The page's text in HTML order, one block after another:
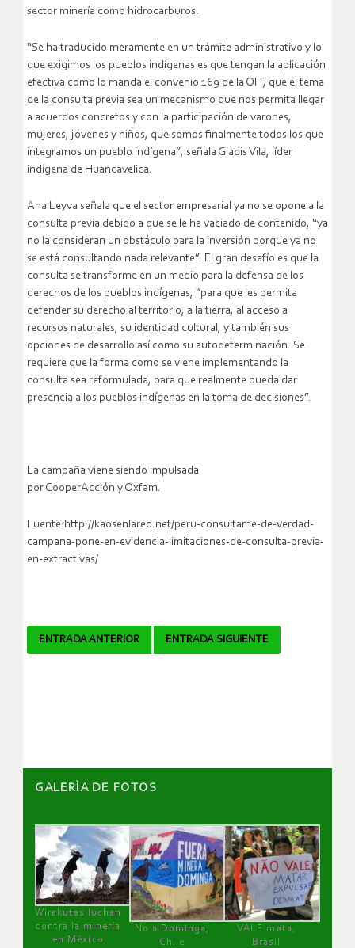
sector minería como hidrocarburos.
“Se ha traducido meramente en un trámite administrativo y lo
que exigimos los pueblos indígenas es que tengan la aplicación
efectiva como lo manda el convenio 169 de la OIT, que el tema
de la consulta previa sea un mecanismo que nos permita llegar
a acuerdos concretos y con la participación de varones,
mujeres, jóvenes y niños, que somos finalmente todos los que
integramos un pueblo indígena”, señala Gladis Vila, líder
indígena de Huancavelica.
Ana Leyva señala que el sector empresarial ya no se opone a la
consulta previa debido a que se le ha vaciado de contenido, “ya
no la consideran un obstáculo para la inversión porque ya no
se está consultando nada relevante”. El gran desafío es que la
consulta se transforme en un medio para la defensa de los
derechos de los pueblos indígenas, “para que les permita
defender su derecho al territorio, a la tierra, al acceso a
recursos naturales, su identidad cultural, y también sus
opciones de desarrollo así como su autodeterminación. Se
requiere que la forma como se viene implementando la
consulta sea reformulada, para que realmente pueda dar
presencia a los pueblos indígenas en la toma de decisiones”.
La campaña viene siendo impulsada
por CooperAcción y Oxfam.
Fuente:http://kaosenlared.net/peru-consultame-de-verdad-
campana-pone-en-evidencia-limitaciones-de-consulta-previa-
en-extractivas/
Navegador
ENTRADA ANTERIOR ENTRADA SIGUIENTE
GALERÌA DE FOTOS
Wirakutas luchan
contra la minería
en México
No a Dominga,
Chile
VALE mata,
Brasil